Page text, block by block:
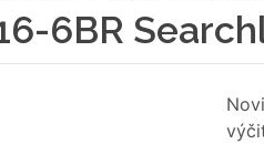
6BR